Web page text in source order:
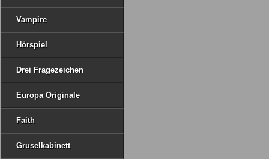
Vampire
Hörspiel
Drei Fragezeichen
Europa Originale
Faith
Gruselkabinett